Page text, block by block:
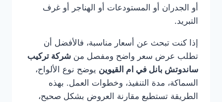
أو الجدران أو المستودعات أو الهناجر أو غرف
التبريد.
إذا كنت تبحث عن أسعار مناسبة، فالأفضل أن
تطلب عرض سعر واضح ومفصل من شركة تركيب
ساندوتش بانل في ام القيوين يوضح نوع الألواح،
السماكة، مدة التنفيذ، وخطوات العمل. بهذه
الطريقة تستطيع مقارنة العروض بشكل صحيح،